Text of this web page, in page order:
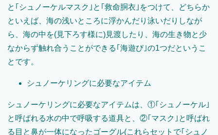
と｢シュノーケルマスク｣と｢救命胴衣｣をつけて、どちらか
といえば、海の浅いところに浮かんだり泳いだりしなが
ら、海の中を(見下ろす様に)見渡したり、海の生き物と少
なからず触れ合うことができる｢海遊び｣の1つだというこ
とです。
シュノーケリングに必要なアイテム
シュノーケリングに必要なアイテムは、①｢シュノーケル｣
と呼ばれる水の中で呼吸する道具と、②｢マスク｣と呼ばれ
る目と鼻が一体になったゴーグル(これらセットで｢シュノ